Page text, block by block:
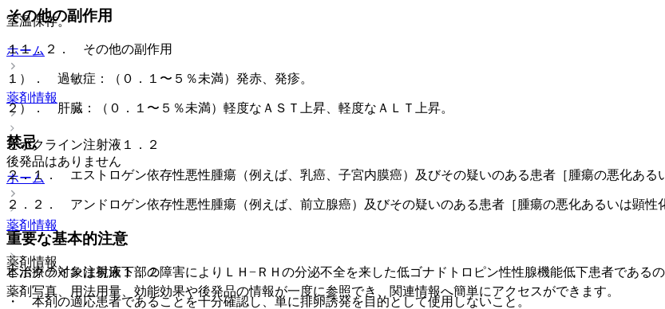
室温保存。
ホーム
薬剤情報
ヒポクライン注射液１．２
後発品はありません
ホーム
薬剤情報
ヒポクライン注射液１．２
その他の副作用
１１．２． その他の副作用
１）． 過敏症：（０．１〜５％未満）発赤、発疹。
２）． 肝臓：（０．１〜５％未満）軽度なＡＳＴ上昇、軽度なＡＬＴ上昇。
禁忌
２．１． エストロゲン依存性悪性腫瘍（例えば、乳癌、子宮内膜癌）及びその疑いのある患者［腫瘍の悪化ある
２．２． アンドロゲン依存性悪性腫瘍（例えば、前立腺癌）及びその疑いのある患者［腫瘍の悪化あるいは顕性
重要な基本的注意
本治療の対象は視床下部の障害によりＬＨ−ＲＨの分泌不全を来した低ゴナドトロピン性性腺機能低下患者である
・ 本剤の適応患者であることを十分確認し、単に排卵誘発を目的として使用しないこと。
薬剤情報
薬剤写真、用法用量、効能効果や後発品の情報が一度に参照でき、関連情報へ簡単にアクセスができます。